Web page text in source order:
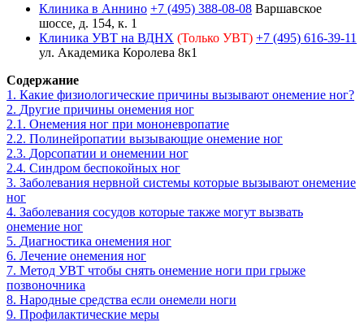
Клиника в Аннино +7 (495) 388-08-08 Варшавское
шоссе, д. 154, к. 1
Клиника УВТ на ВДНХ (Только УВТ) +7 (495) 616-39-11
ул. Академика Королева 8к1
Содержание
1. Какие физиологические причины вызывают онемение ног?
2. Другие причины онемения ног
2.1. Онемения ног при мононевропатие
2.2. Полинейропатии вызывающие онемение ног
2.3. Дорсопатии и онемении ног
2.4. Синдром беспокойных ног
3. Заболевания нервной системы которые вызывают онемение
ног
4. Заболевания сосудов которые также могут вызвать
онемение ног
5. Диагностика онемения ног
6. Лечение онемения ног
7. Метод УВТ чтобы снять онемение ноги при грыже
позвоночника
8. Народные средства если онемели ноги
9. Профилактические меры